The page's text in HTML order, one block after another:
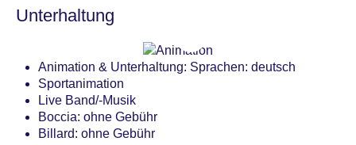
Unterhaltung
Animation & Unterhaltung: Sprachen: deutsch
Sportanimation
Live Band/-Musik
Boccia: ohne Gebühr
Billard: ohne Gebühr